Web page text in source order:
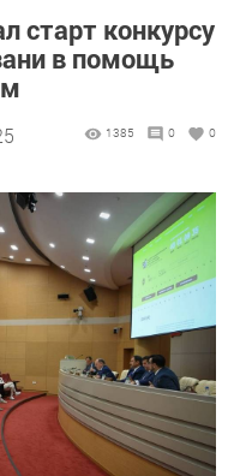
старт конкурсу
в помощь
1385 0 0